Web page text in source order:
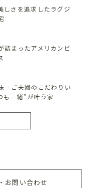
しさを追求したラグジ
詰まったアメリカンビ
＝ご夫婦のこだわりい
も一緒"が叶う家
お問い合わせ